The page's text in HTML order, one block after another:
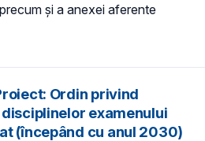
și a anexei aferente
Ordin privind
examenului
(începând cu anul 2030)